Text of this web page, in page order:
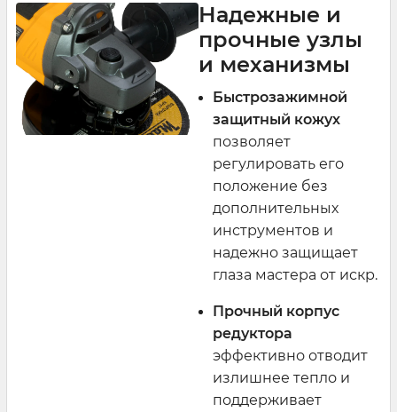
Надежные и
прочные узлы
и механизмы
Быстрозажимной
защитный кожух
позволяет
регулировать его
положение без
дополнительных
инструментов и
надежно защищает
глаза мастера от искр.
Прочный корпус
редуктора
эффективно отводит
излишнее тепло и
поддерживает